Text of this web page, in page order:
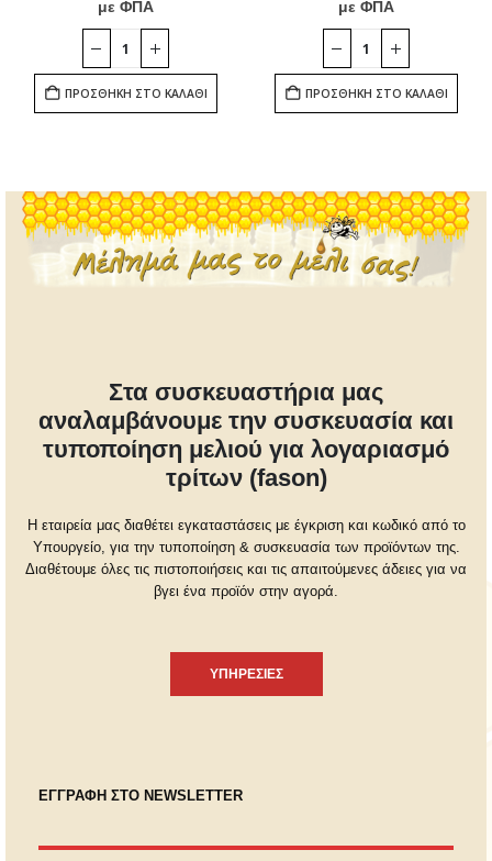
με ΦΠΑ
ΠΡΟΣΘΉΚΗ ΣΤΟ ΚΑΛΆΘΙ
με ΦΠΑ
ΠΡΟΣΘΉΚΗ ΣΤΟ ΚΑΛΆΘΙ
Στα συσκευαστήρια μας
αναλαμβάνουμε την συσκευασία και
τυποποίηση μελιού για λογαριασμό
τρίτων (fason)
Η εταιρεία μας διαθέτει εγκαταστάσεις με έγκριση και κωδικό από το
Υπουργείο, για την τυποποίηση & συσκευασία των προϊόντων της.
Διαθέτουμε όλες τις πιστοποιήσεις και τις απαιτούμενες άδειες για να
βγει ένα προϊόν στην αγορά.
ΥΠΗΡΕΣΙΕΣ
ΕΓΓΡΑΦΗ ΣΤΟ NEWSLETTER